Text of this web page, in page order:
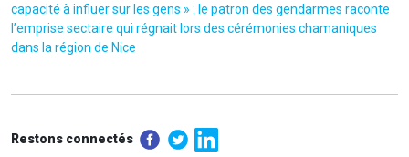
capacité à influer sur les gens » : le patron des gendarmes raconte
l’emprise sectaire qui régnait lors des cérémonies chamaniques
dans la région de Nice
Restons connectés